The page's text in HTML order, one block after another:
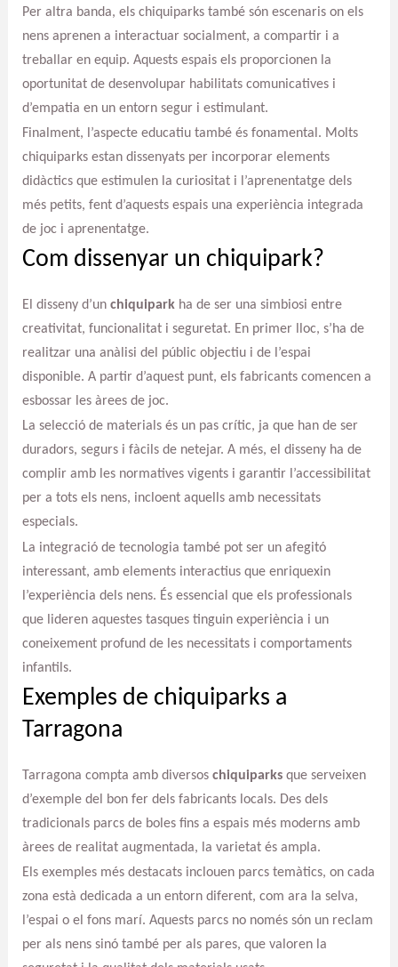
Per altra banda, els chiquiparks també són escenaris on els
nens aprenen a interactuar socialment, a compartir i a
treballar en equip. Aquests espais els proporcionen la
oportunitat de desenvolupar habilitats comunicatives i
d’empatia en un entorn segur i estimulant.
Finalment, l’aspecte educatiu també és fonamental. Molts
chiquiparks estan dissenyats per incorporar elements
didàctics que estimulen la curiositat i l’aprenentatge dels
més petits, fent d’aquests espais una experiència integrada
de joc i aprenentatge.
Com dissenyar un chiquipark?
El disseny d’un chiquiparkha de ser una simbiosi entre
creativitat, funcionalitat i seguretat. En primer lloc, s’ha de
realitzar una anàlisi del públic objectiu i de l’espai
disponible. A partir d’aquest punt, els fabricants comencen a
esbossar les àrees de joc.
La selecció de materials és un pas crític, ja que han de ser
duradors, segurs i fàcils de netejar. A més, el disseny ha de
complir amb les normatives vigents i garantir l’accessibilitat
per a tots els nens, incloent aquells amb necessitats
especials.
La integració de tecnologia també pot ser un afegitó
interessant, amb elements interactius que enriquexin
l’experiència dels nens. És essencial que els professionals
que lideren aquestes tasques tinguin experiència i un
coneixement profund de les necessitats i comportaments
infantils.
Exemples de chiquiparks a
Tarragona
Tarragona compta amb diversos chiquiparksque serveixen
d’exemple del bon fer dels fabricants locals. Des dels
tradicionals parcs de boles fins a espais més moderns amb
àrees de realitat augmentada, la varietat és ampla.
Els exemples més destacats inclouen parcs temàtics, on cada
zona està dedicada a un entorn diferent, com ara la selva,
l’espai o el fons marí. Aquests parcs no només són un reclam
per als nens sinó també per als pares, que valoren la